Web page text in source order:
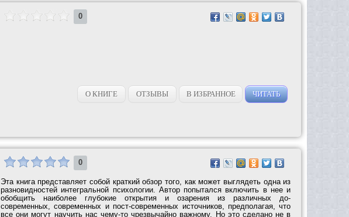
0
О КНИГЕ ОТЗЫВЫ В ИЗБРАННОЕ ЧИТАТЬ
0
Эта книга представляет собой краткий обзор того, как может выглядеть одна из
разновидностей интегральной психологии. Автор попытался включить в нее и
обобщить наиболее глубокие открытия и озарения из различных до-
современных, современных и пост-современных источников, предполагая, что
все они могут научить нас чему-то чрезвычайно важному. Но это сделано не в